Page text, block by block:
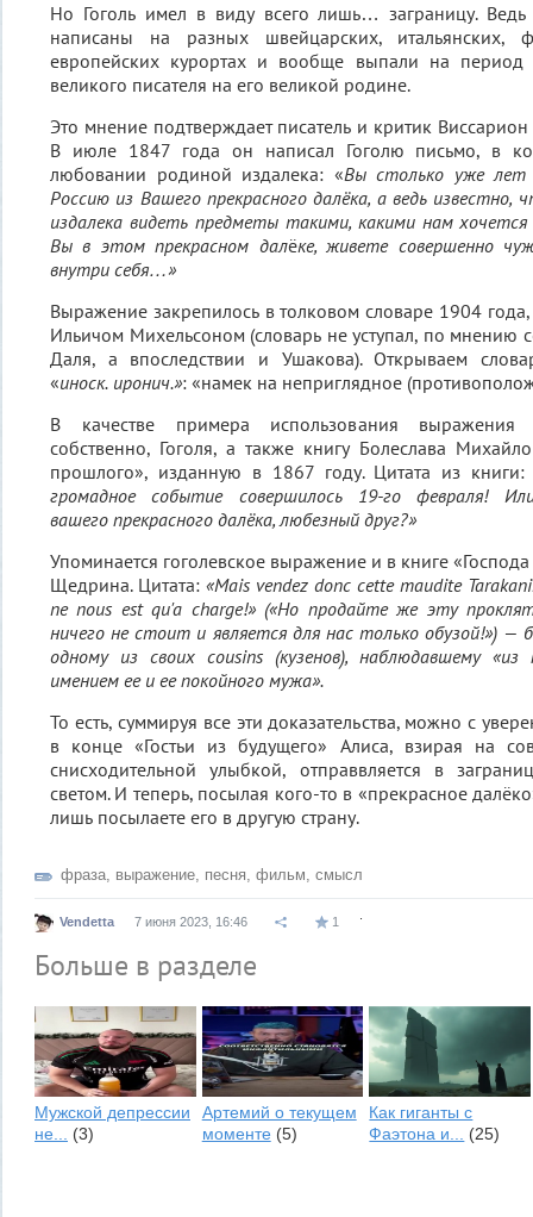
Но Гоголь имел в виду всего лишь… заграницу.
написаны на разных швейцарских, итальянских,
европейских курортах и вообще выпали на период
великого писателя на его великой родине.
Это мнение подтверждает писатель и критик
В июле 1847 года он написал Гоголю письмо, в
любовании родиной издалека: «Вы столько уже лет
Россию из Вашего прекрасного далёка, а ведь известно,
издалека видеть предметы такими, какими нам
Вы в этом прекрасном далёке, живете совершенно
внутри себя…»
Выражение закрепилось в толковом словаре 1904
Ильичом Михельсоном (словарь не уступал, по мнению
Даля, а впоследствии и Ушакова). Открываем
«иноск. иронич.»: «намек на неприглядное
В качестве примера использования выражения
собственно, Гоголя, а также книгу Болеслава
прошлого», изданную в 1867 году. Цитата из
громадное событие совершилось 19-го февраля!
вашего прекрасного далёка, любезный друг?»
Упоминается гоголевское выражение и в книге
Щедрина. Цитата: «Mais vendez donc cette maudite
ne nous est qu'a charge!» («Но продайте же эту
ничего не стоит и является для нас только обузой!») —
одному из своих cousins (кузенов), наблюдавшему «из
имением ее и ее покойного мужа».
То есть, суммируя все эти доказательства, можно с
в конце «Гостьи из будущего» Алиса, взирая на
снисходительной улыбкой, отправвляется в
светом. И теперь, посылая кого-то в «прекрасное
лишь посылаете его в другую страну.
фраза, выражение, песня, фильм, смысл
Vendetta 7 июня 2023, 16:46 1
Больше в разделе
Мужской депрессии
не... (3)
Артемий о текущем
моменте (5)
Как гиганты с
Фаэтона и... (25)